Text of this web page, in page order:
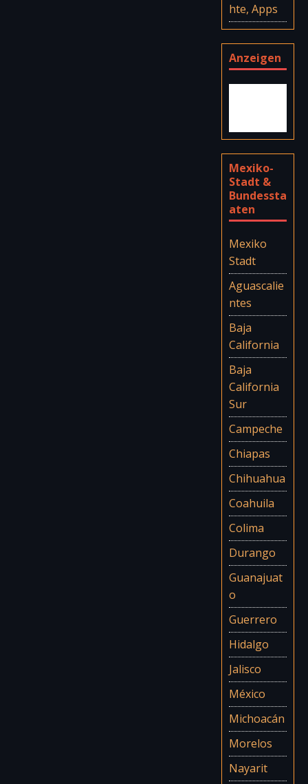
hte, Apps
Anzeigen
Mexiko-
Stadt &
Bundessta
aten
Mexiko
Stadt
Aguascalie
ntes
Baja
California
Baja
California
Sur
Campeche
Chiapas
Chihuahua
Coahuila
Colima
Durango
Guanajuat
o
Guerrero
Hidalgo
Jalisco
México
Michoacán
Morelos
Nayarit